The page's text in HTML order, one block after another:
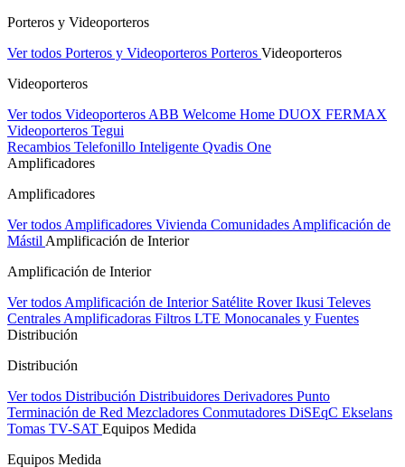
Porteros y Videoporteros
Ver todos Porteros y Videoporteros Porteros Videoporteros
Videoporteros
Ver todos Videoporteros ABB Welcome Home DUOX FERMAX
Videoporteros Tegui
Recambios Telefonillo Inteligente Qvadis One
Amplificadores
Amplificadores
Ver todos Amplificadores Vivienda Comunidades Amplificación de
Mástil Amplificación de Interior
Amplificación de Interior
Ver todos Amplificación de Interior Satélite RoverIkusi Televes
Centrales Amplificadoras Filtros LTE Monocanales y Fuentes
Distribución
Distribución
Ver todos Distribución Distribuidores Derivadores Punto
Terminación de Red Mezcladores Conmutadores DiSEqC Ekselans
Tomas TV-SAT Equipos Medida
Equipos Medida